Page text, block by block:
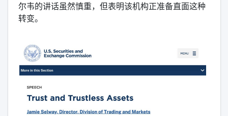
尔韦的讲话虽然慎重，但表明该机构正准备直面这种
转变。